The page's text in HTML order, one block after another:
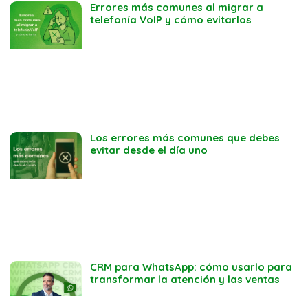
Errores más comunes al migrar a
telefonía VoIP y cómo evitarlos
Los errores más comunes que debes
evitar desde el día uno
CRM para WhatsApp: cómo usarlo para
transformar la atención y las ventas